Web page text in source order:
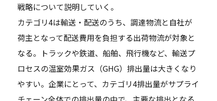
戦略について説明していく。
カテゴリ4は輸送・配送のうち、調達物流と自社が
荷主となって配送費用を負担する出荷物流が対象と
なる。トラックや鉄道、船舶、飛行機など、輸送プ
ロセスの温室効果ガス（GHG）排出量は大きくなり
やすい。企業にとって、カテゴリ4排出量がサプライ